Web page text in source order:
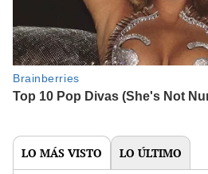
LO MÁS VISTO LO ÚLTIMO